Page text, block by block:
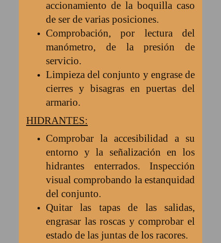
accionamiento de la boquilla caso
de ser de varias posiciones.
Comprobación, por lectura del
manómetro, de la presión de
servicio.
Limpieza del conjunto y engrase de
cierres y bisagras en puertas del
armario.
HIDRANTES:
Comprobar la accesibilidad a su
entorno y la señalización en los
hidrantes enterrados. Inspección
visual comprobando la estanquidad
del conjunto.
Quitar las tapas de las salidas,
engrasar las roscas y comprobar el
estado de las juntas de los racores.